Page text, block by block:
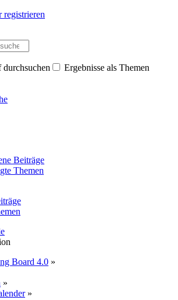
registrieren
Ergebnisse als Themen
Beiträge
Themen
Board 4.0 »
»
»